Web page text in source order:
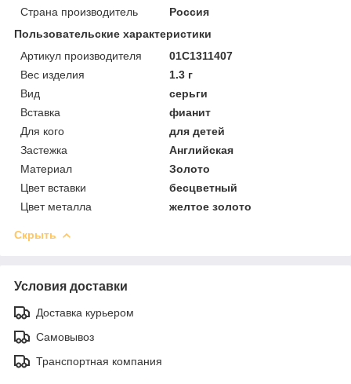
Страна производитель
Россия
Пользовательские характеристики
Артикул производителя
01С1311407
Вес изделия
1.3 г
Вид
серьги
Вставка
фианит
Для кого
для детей
Застежка
Английская
Материал
Золото
Цвет вставки
бесцветный
Цвет металла
желтое золото
Скрыть
Условия доставки
Доставка курьером
Самовывоз
Транспортная компания